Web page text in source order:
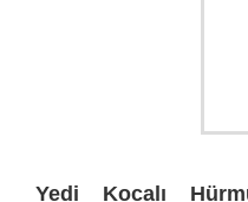
Yedi Kocalı